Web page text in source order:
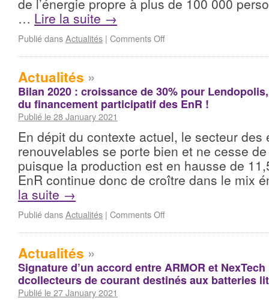
de l’énergie propre à plus de 100 000
… Lire la suite →
Publié dansActualités | Comments Off
Actualités »
Bilan 2020 : croissance de 30% pour
du financement participatif des EnR !
Publié le 28 January 2021
En dépit du contexte actuel, le secteur des
renouvelables se porte bien et ne cesse
puisque la production est en hausse de
EnR continue donc de croître dans le mix
la suite →
Publié dansActualités | Comments Off
Actualités »
Signature d’un accord entre ARMOR et
dcollecteurs de courant destinés aux batteries
Publié le 27 January 2021